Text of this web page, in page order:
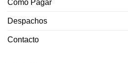
Como Pagar
Despachos
Contacto